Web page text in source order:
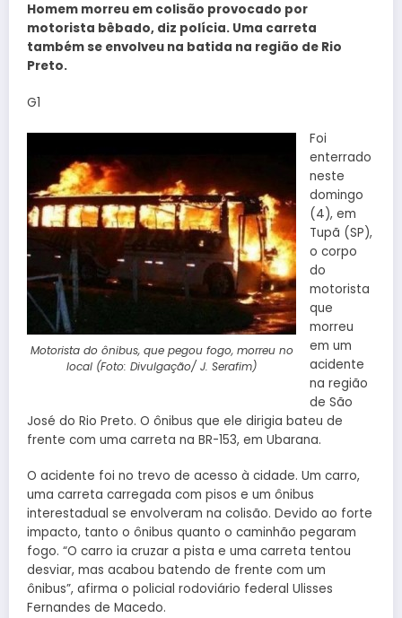
Homem morreu em colisão provocado por
motorista bêbado, diz polícia. Uma carreta
também se envolveu na batida na região de Rio
Preto.
G1
Motorista do ônibus, que pegou fogo, morreu no
local (Foto: Divulgação/ J. Serafim)
Foi
enterrado
neste
domingo
(4), em
Tupã (SP),
o corpo
do
motorista
que
morreu
em um
acidente
na região
de São
José do Rio Preto. O ônibus que ele dirigia bateu de
frente com uma carreta na BR-153, em Ubarana.
O acidente foi no trevo de acesso à cidade. Um carro,
uma carreta carregada com pisos e um ônibus
interestadual se envolveram na colisão. Devido ao forte
impacto, tanto o ônibus quanto o caminhão pegaram
fogo. “O carro ia cruzar a pista e uma carreta tentou
desviar, mas acabou batendo de frente com um
ônibus”, afirma o policial rodoviário federal Ulisses
Fernandes de Macedo.